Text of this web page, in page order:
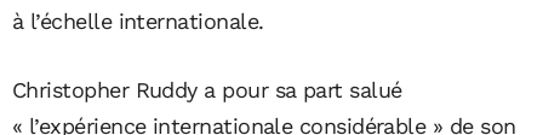
à l’échelle internationale.
Christopher Ruddy a pour sa part salué
« l’expérience internationale considérable » de son